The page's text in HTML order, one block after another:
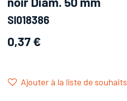
SI018386
0,37 €
Ajouter à la liste de souhaits